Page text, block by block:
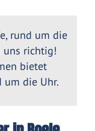
rund um die
uns richtig!
bietet
um die Uhr.